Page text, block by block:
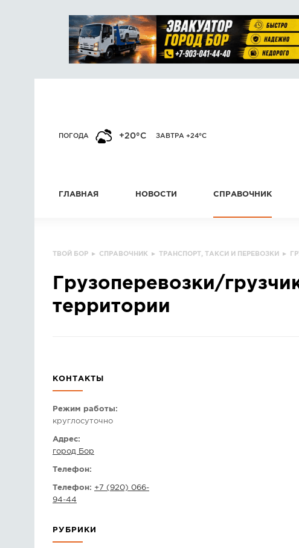
ПОГОДА +20°C ЗАВТРА +24°C
ГЛАВНАЯ НОВОСТИ СПРАВОЧНИК
ТВОЙ БОР ▸ СПРАВОЧНИК ▸ ТРАНСПОРТ, ТАКСИ И ПЕРЕВОЗКИ ▸
Грузоперевозки/
территории
КОНТАКТЫ
Режим работы:
круглосуточно
Адрес:
город Бор
Телефон:
Телефон: +7 (920) 066-
94-44
РУБРИКИ